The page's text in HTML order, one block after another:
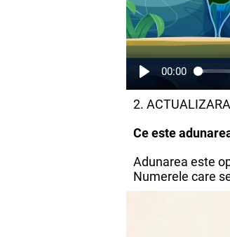
00:00
2.
Ce este
Adunarea este
Numerele care